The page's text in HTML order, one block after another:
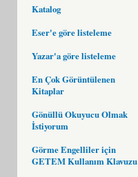
Katalog
Eser'e göre listeleme
Yazar'a göre listeleme
En Çok Görüntülenen
Kitaplar
Gönüllü Okuyucu Olmak
İstiyorum
Görme Engelliler için
GETEM Kullanım Klavuzu